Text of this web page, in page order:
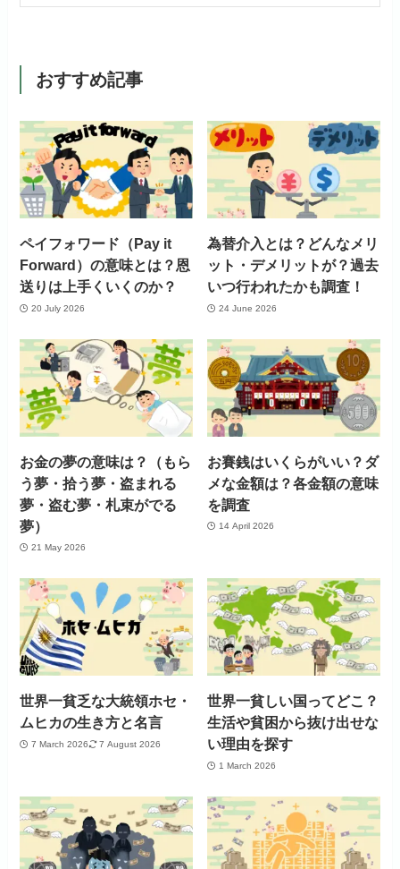
おすすめ記事
ペイフォワード（Pay it
Forward）の意味とは？恩
送りは上手くいくのか？
20 July 2026
為替介入とは？どんなメリ
ット・デメリットが？過去
いつ行われたかも調査！
24 June 2026
お金の夢の意味は？（もら
う夢・拾う夢・盗まれる
夢・盗む夢・札束がでる
夢）
21 May 2026
お賽銭はいくらがいい？ダ
メな金額は？各金額の意味
を調査
14 April 2026
世界一貧乏な大統領ホセ・
ムヒカの生き方と名言
7 March 2026 7 August 2026
世界一貧しい国ってどこ？
生活や貧困から抜け出せな
い理由を探す
1 March 2026